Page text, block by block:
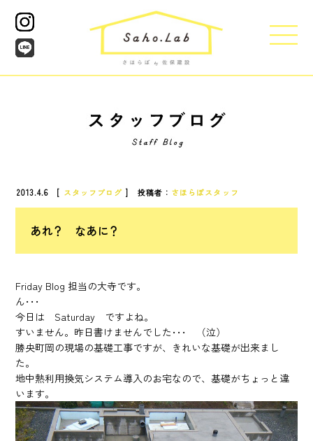
2013.4.6 [ スタッフブログ ] 投稿者： さほらぼスタッフ
あれ？ なあに？
Friday Blog 担当の大寺です。
ん･･･
今日は Saturday ですよね。
すいません。昨日書けませんでした･･･ （泣）
勝央町岡の現場の基礎工事ですが、きれいな基礎が出来まし
た。
地中熱利用換気システム導入のお宅なので、基礎がちょっと違
います。